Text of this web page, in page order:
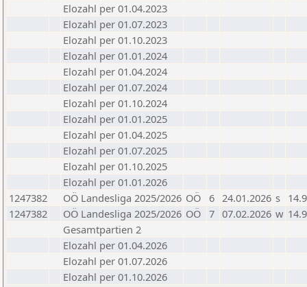
Elozahl per 01.04.2023
Elozahl per 01.07.2023
Elozahl per 01.10.2023
Elozahl per 01.01.2024
Elozahl per 01.04.2024
Elozahl per 01.07.2024
Elozahl per 01.10.2024
Elozahl per 01.01.2025
Elozahl per 01.04.2025
Elozahl per 01.07.2025
Elozahl per 01.10.2025
Elozahl per 01.01.2026
1247382
OÖ Landesliga 2025/2026 OÖ 6 24.01.2026 s 14.9
1247382
OÖ Landesliga 2025/2026 OÖ 7 07.02.2026 w 14.9
Gesamtpartien 2
Elozahl per 01.04.2026
Elozahl per 01.07.2026
Elozahl per 01.10.2026